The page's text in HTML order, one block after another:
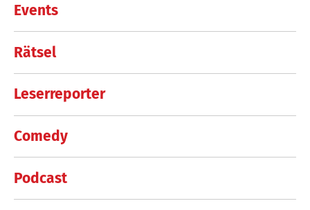
Events
Rätsel
Leserreporter
Comedy
Podcast